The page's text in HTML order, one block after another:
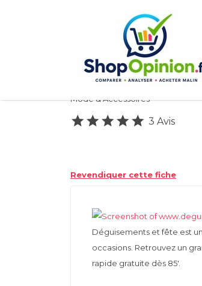
Mode & Accessoires
3 Avis
Revendiquer cette fiche
Déguisements et fête est
occasions. Retrouvez un
rapide gratuite dès 85′.